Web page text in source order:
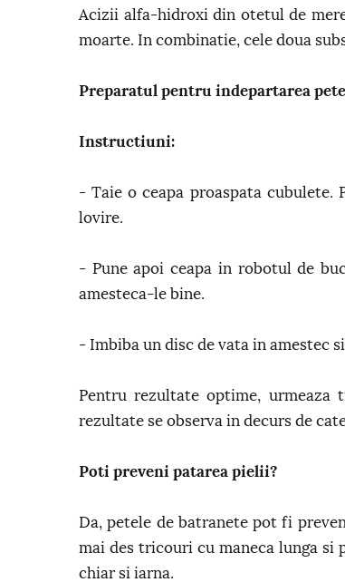
Acizii alfa-hidroxi din otetul de
moarte. In combinatie, cele doua
Preparatul pentru indepartarea
Instructiuni:
- Taie o ceapa proaspata
lovire.
- Pune apoi ceapa in robotul de
amesteca-le bine.
- Imbiba un disc de vata in amestec
Pentru rezultate optime, urmeaza
rezultate se observa in decurs de
Poti preveni patarea pielii?
Da, petele de batranete pot fi
mai des tricouri cu maneca lunga si
chiar si iarna.